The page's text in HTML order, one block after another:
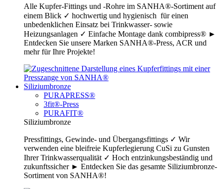
Alle Kupfer-Fittings und -Rohre im SANHA®-Sortiment auf
einem Blick ✓ hochwertig und hygienisch für einen
unbedenklichen Einsatz bei Trinkwasser- sowie
Heizungsanlagen ✓ Einfache Montage dank combipress® ►
Entdecken Sie unsere Marken SANHA®-Press, ACR und
mehr für Ihre Projekte!
Siliziumbronze
PURAPRESS®
3fit®-Press
PURAFIT®
Siliziumbronze
Pressfittings, Gewinde- und Übergangsfittings ✓ Wir
verwenden eine bleifreie Kupferlegierung CuSi zu Gunsten
Ihrer Trinkwasserqualität ✓ Hoch entzinkungsbeständig und
zukunftssicher ► Entdecken Sie das gesamte Siliziumbronze-
Sortiment von SANHA®!